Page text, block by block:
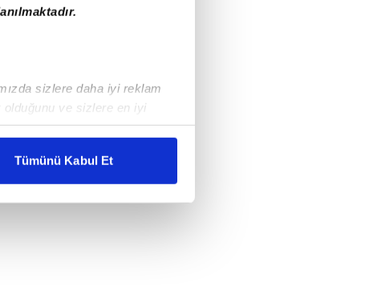
sizlere daha iyi reklam
olduğunu ve sizlere en iyi
karşılamak
gösterilmeyecektir."
kullanılmaktadır. Bu
Tümünü Kabul Et